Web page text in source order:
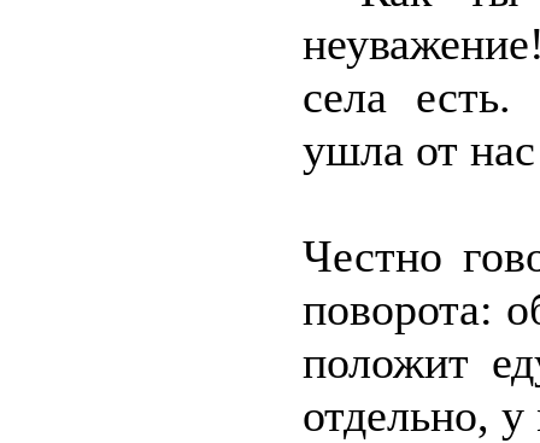
села
ушла от
Честно
поворота:
положит
отдельно,